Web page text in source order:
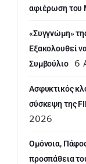
αφιέρωση του
«Συγγνώμη»
Εξακολουθεί
Συμβούλιο
6
Ασφυκτικός
σύσκεψη της
2026
Ομόνοια,
προσπάθεια